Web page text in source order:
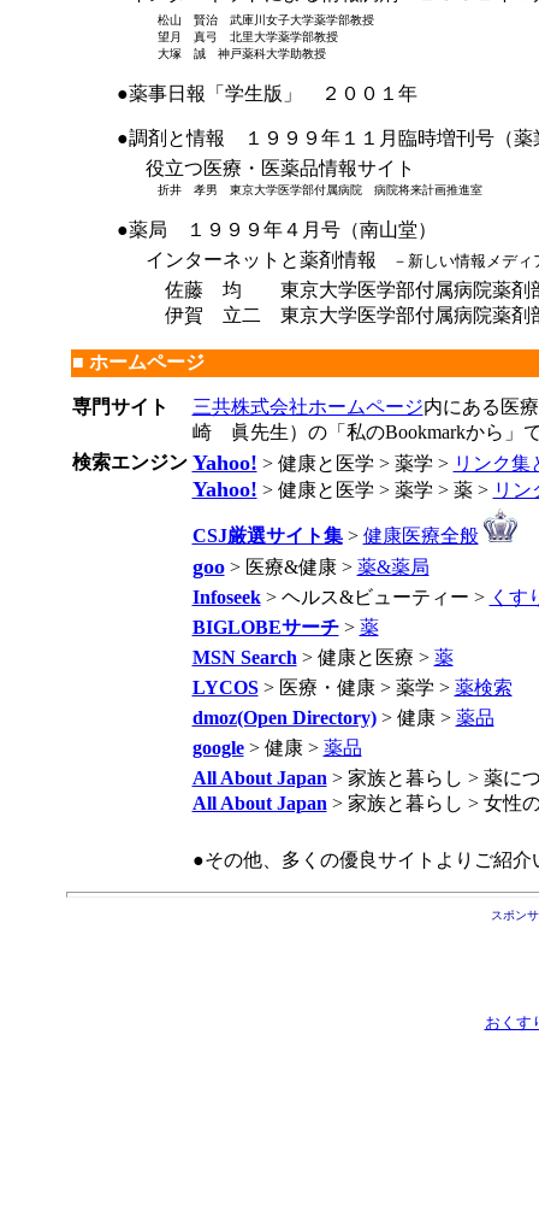
松山 賢治 武庫川女子大学薬学部教授
望月 真弓 北里大学薬学部教授
大塚 誠 神戸薬科大学助教授
●薬事日報「学生版」 ２００１年
●調剤と情報 １９９９年１１月臨時増刊号（薬
役立つ医療・医薬品情報サイト
折井 孝男 東京大学医学部付属病院 病院将来計画推進室
●薬局 １９９９年４月号（南山堂）
インターネットと薬剤情報 －新しい情報メディ
佐藤 均 東京大学医学部付属病院薬剤
伊賀 立二 東京大学医学部付属病院薬剤
■ ホームページ
専門サイト 三共株式会社ホームページ内にある医
崎 眞先生）の「私のBookmarkから」
検索エンジン Yahoo! > 健康と医学 > 薬学 > リンク集
Yahoo! > 健康と医学 > 薬学 > 薬 > リン
CSJ厳選サイト集> 健康医療全般
goo> 医療&健康 > 薬&薬局
Infoseek> ヘルス&ビューティー > くす
BIGLOBEサーチ> 薬
MSN Search > 健康と医療 > 薬
LYCOS> 医療・健康 > 薬学 > 薬検索
dmoz(Open Directory)> 健康 > 薬品
google> 健康 > 薬品
All About Japan > 家族と暮らし > 薬に
All About Japan > 家族と暮らし > 女性
●その他、多くの優良サイトよりご紹
スポン
おくす